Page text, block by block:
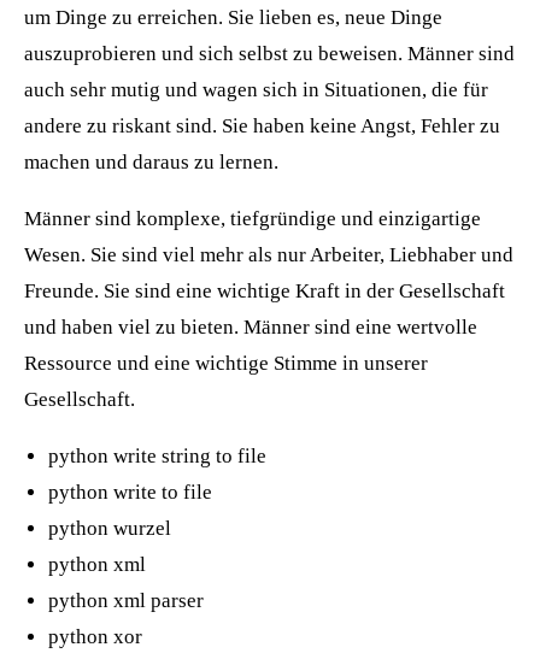
um Dinge zu erreichen. Sie lieben es, neue Dinge
auszuprobieren und sich selbst zu beweisen. Männer sind
auch sehr mutig und wagen sich in Situationen, die für
andere zu riskant sind. Sie haben keine Angst, Fehler zu
machen und daraus zu lernen.
Männer sind komplexe, tiefgründige und einzigartige
Wesen. Sie sind viel mehr als nur Arbeiter, Liebhaber und
Freunde. Sie sind eine wichtige Kraft in der Gesellschaft
und haben viel zu bieten. Männer sind eine wertvolle
Ressource und eine wichtige Stimme in unserer
Gesellschaft.
python write string to file
python write to file
python wurzel
python xml
python xml parser
python xor